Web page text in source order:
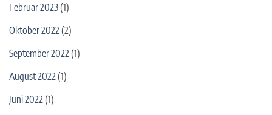
Februar 2023(1)
Oktober 2022 (2)
September 2022 (1)
August 2022 (1)
Juni 2022 (1)